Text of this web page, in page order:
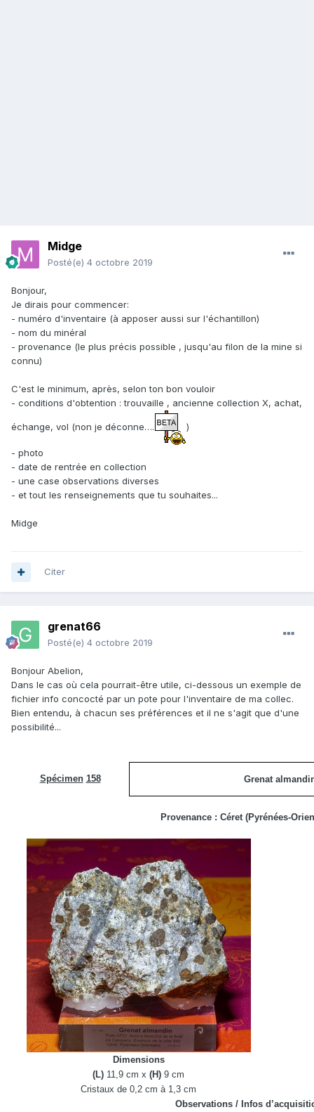
Midge
Posté(e) 4 octobre 2019
Bonjour,
Je dirais pour commencer:
- numéro d'inventaire (à apposer aussi sur l'échantillon)
- nom du minéral
- provenance (le plus précis possible , jusqu'au filon de la mine si
connu)
C'est le minimum, après, selon ton bon vouloir
- conditions d'obtention :trouvaille , ancienne collection X, achat,
échange, vol (non je déconne…. )
- photo
- date de rentrée en collection
- une case observations diverses
- et tout les renseignements que tu souhaites...
Midge
Citer
grenat66
Posté(e) 4 octobre 2019
Bonjour Abelion,
Dans le cas où cela pourrait-être utile, ci-dessous un exemple de
fichier info concocté par un pote pour l'inventaire de ma collec.
Bien entendu, à chacun ses préférences et il ne s'agit que d'une
possibilité...
Spécimen 158 Grenat
Provenance : Céret (Pyrénées-
Dimensions
(L) 11,9 cm x (H) 9 cm
Cristaux de 0,2 cm à 1,3 cm
Observations / Infos